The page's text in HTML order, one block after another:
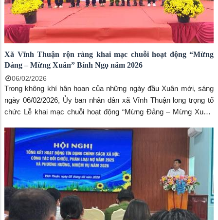
Xã Vĩnh Thuận rộn ràng khai mạc chuỗi hoạt động “Mừng
Đảng – Mừng Xuân” Bính Ngọ năm 2026
06/02/2026
Trong không khí hân hoan của những ngày đầu Xuân mới, sáng
ngày 06/02/2026, Ủy ban nhân dân xã Vĩnh Thuận long trọng tổ
chức Lễ khai mạc chuỗi hoạt động “Mừng Đảng – Mừng Xuân”
thiết thực chào mừng thành công Đại hội đại biểu toàn quốc lần
thứ XIV của Đảng, đồng thời hướng tới Ngày bầu cử đại biểu
Quốc hội khóa XVI và đại biểu Hội đồng nhân dân các cấp nhiệm
kỳ 2026 - 2031.